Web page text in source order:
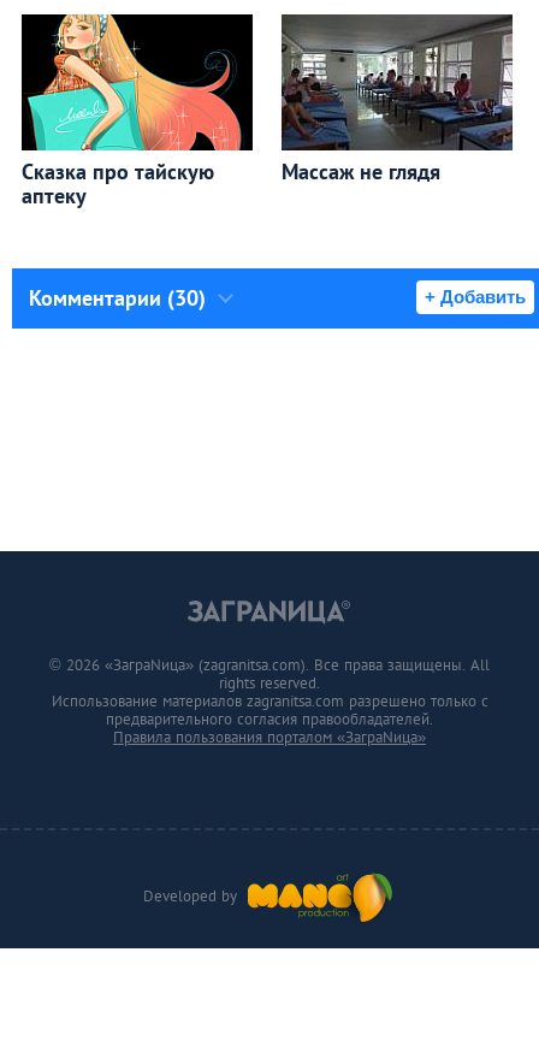
Сказка про тайскую
аптеку
Массаж не глядя
Комментарии (30) + Добавить
Developed by
© 2026 «ЗаграNица» (zagranitsa.com). Все права защищены. All
rights reserved.
Использование материалов zagranitsa.com разрешено только с
предварительного согласия правообладателей.
Правила пользования порталом «ЗаграNица»